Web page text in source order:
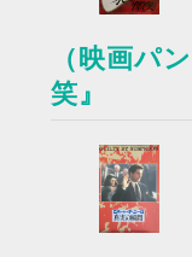
（映画パ
笑』